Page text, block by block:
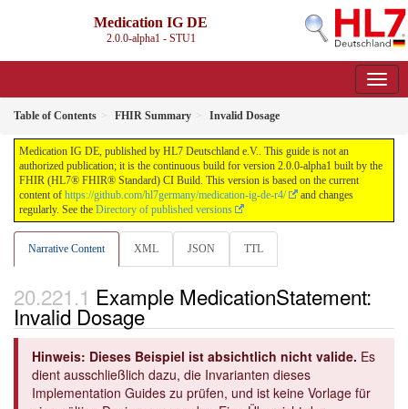
Medication IG DE
2.0.0-alpha1 - STU1
Table of Contents FHIR Summary Invalid Dosage
Medication IG DE, published by HL7 Deutschland e.V.. This guide is not an
authorized publication; it is the continuous build for version 2.0.0-alpha1 built by the
FHIR (HL7® FHIR® Standard) CI Build. This version is based on the current
content of https://github.com/hl7germany/medication-ig-de-r4/
and changes
regularly. See the Directory of published versions
Narrative Content XML JSON TTL
Example MedicationStatement:
Invalid Dosage
Hinweis: Dieses Beispiel ist absichtlich nicht valide. Es
dient ausschließlich dazu, die Invarianten dieses
Implementation Guides zu prüfen, und ist keine Vorlage für